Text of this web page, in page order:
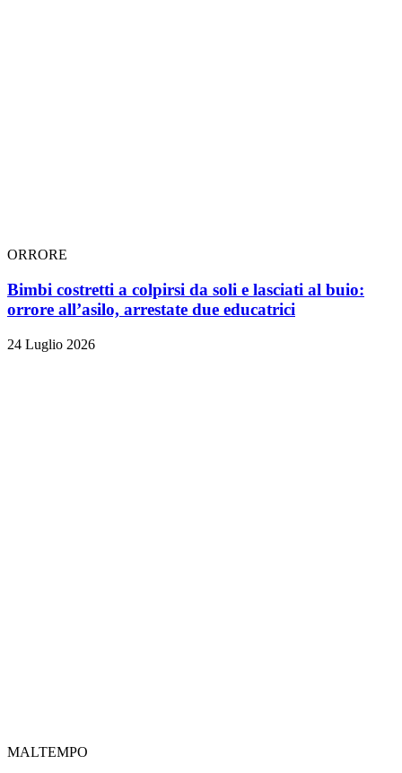
ORRORE
Bimbi costretti a colpirsi da soli e lasciati al buio:
orrore all’asilo, arrestate due educatrici
24 Luglio 2026
MALTEMPO